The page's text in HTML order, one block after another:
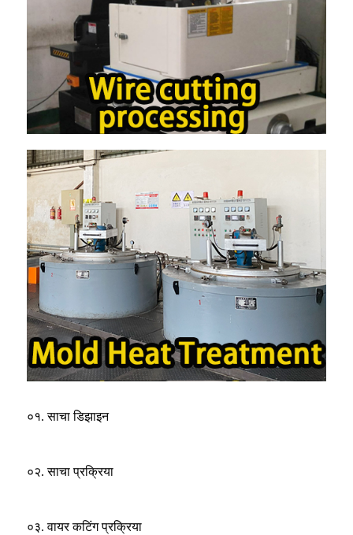
०१. साचा डिझाइन
०२. साचा प्रक्रिया
०३. वायर कटिंग प्रक्रिया